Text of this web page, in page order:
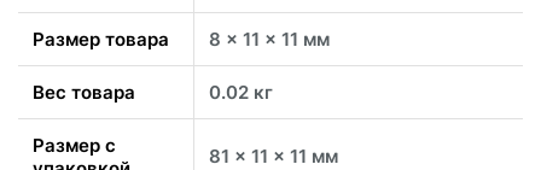
Размер товара 8 x 11 x 11 мм
Вес товара 0.02 кг
Размер с
81 x 11 x 11 мм